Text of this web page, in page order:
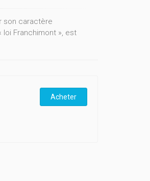
son caractère
Franchimont », est
Acheter